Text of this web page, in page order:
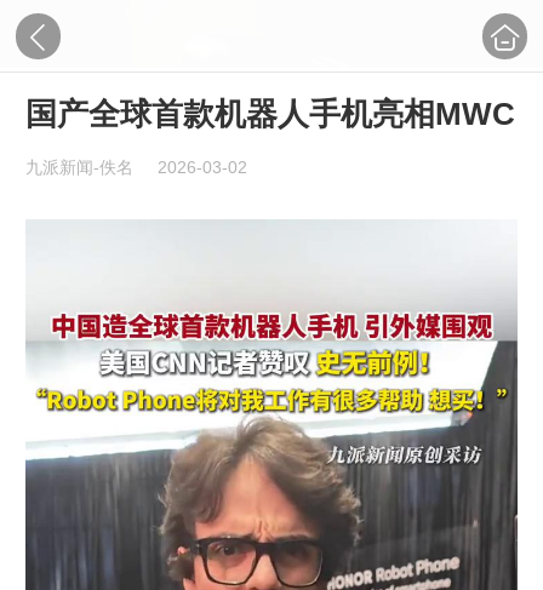
国产全球首款机器人手机亮相MWC
九派新闻-佚名 2026-03-02